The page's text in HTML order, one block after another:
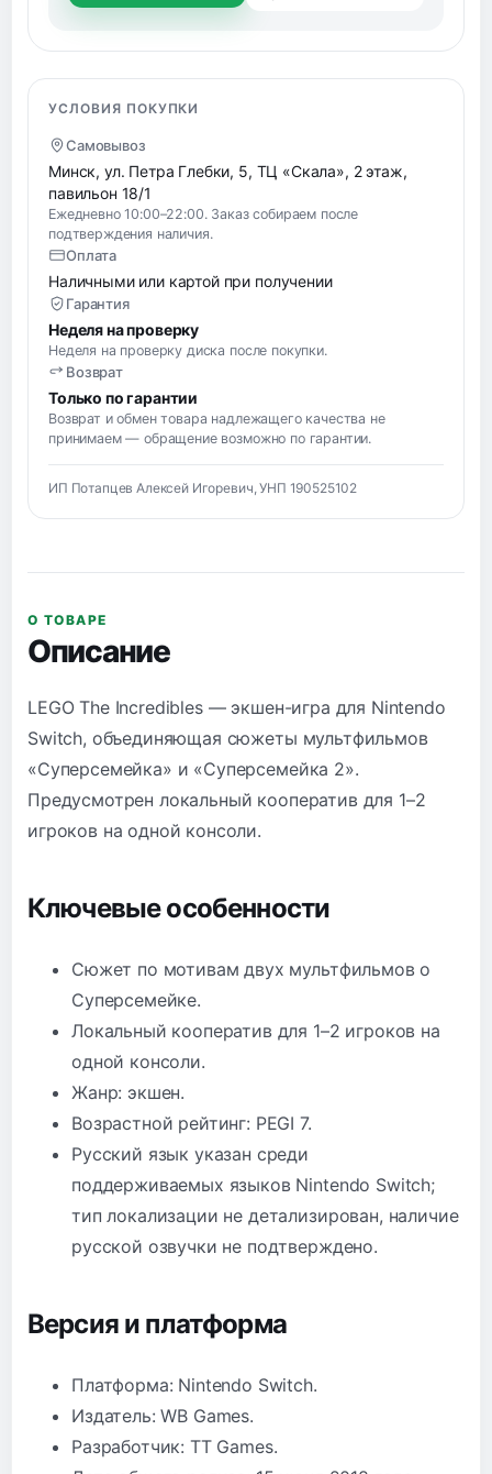
УСЛОВИЯ ПОКУПКИ
Самовывоз
Минск, ул. Петра Глебки, 5, ТЦ «Скала», 2 этаж,
павильон 18/1
Ежедневно 10:00–22:00. Заказ собираем после
подтверждения наличия.
Оплата
Наличными или картой при получении
Гарантия
Неделя на проверку
Неделя на проверку диска после покупки.
Возврат
Только по гарантии
Возврат и обмен товара надлежащего качества не
принимаем — обращение возможно по гарантии.
ИП Потапцев Алексей Игоревич, УНП 190525102
О ТОВАРЕ
Описание
LEGO The Incredibles — экшен-игра для Nintendo
Switch, объединяющая сюжеты мультфильмов
«Суперсемейка» и «Суперсемейка 2».
Предусмотрен локальный кооператив для 1–2
игроков на одной консоли.
Ключевые особенности
Сюжет по мотивам двух мультфильмов о
Суперсемейке.
Локальный кооператив для 1–2 игроков на
одной консоли.
Жанр: экшен.
Возрастной рейтинг: PEGI 7.
Русский язык указан среди
поддерживаемых языков Nintendo Switch;
тип локализации не детализирован, наличие
русской озвучки не подтверждено.
Версия и платформа
Платформа: Nintendo Switch.
Издатель: WB Games.
Разработчик: TT Games.